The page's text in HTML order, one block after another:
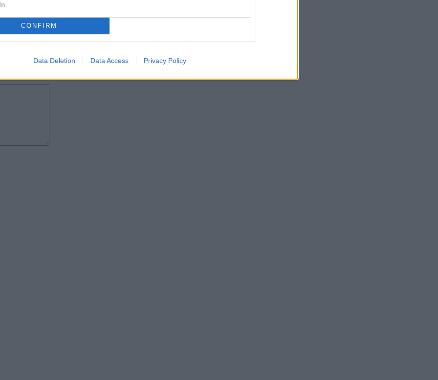
CONFIRM
Data Deletion Data Access Privacy Policy
para enriquecer cada
artistas y proyectos
espectáculo un sonido